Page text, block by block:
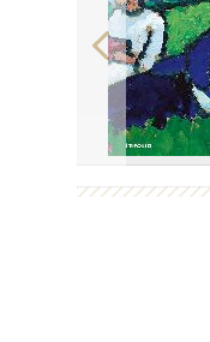
Previous